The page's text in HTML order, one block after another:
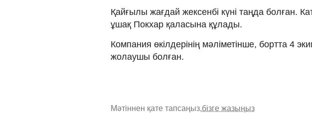
Қайғылы жағдай жексенбі күні таңда болған.
ұшақ Покхар қаласына құлады.
Компания өкілдерінің мәліметінше, бортта 4
жолаушы болған.
Мәтіннен қате тапсаңыз,бізге жазыңыз